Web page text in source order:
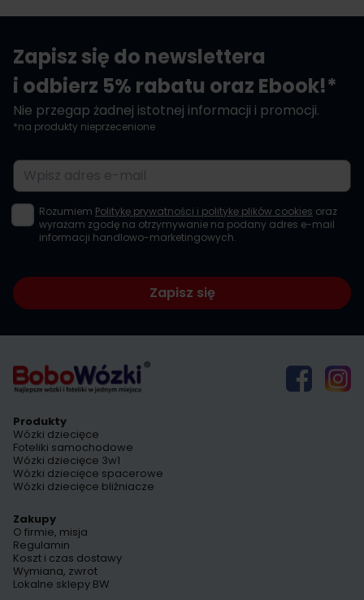
Zapisz się do newslettera
i odbierz 5% rabatu oraz Ebook!*
Nie przegap żadnej istotnej informacji i promocji.
*na produkty nieprzecenione
Adres e-mail
Rozumiem Politykę prywatności i politykę plików cookies oraz
wyrażam zgodę na otrzymywanie na podany adres e-mail
informacji handlowo-marketingowych.
Zapisz się
Produkty
Wózki dziecięce
Foteliki samochodowe
Wózki dziecięce 3w1
Wózki dziecięce spacerowe
Wózki dziecięce bliźniacze
Zakupy
O firmie, misja
Regulamin
Koszt i czas dostawy
Wymiana, zwrot
Lokalne sklepy BW